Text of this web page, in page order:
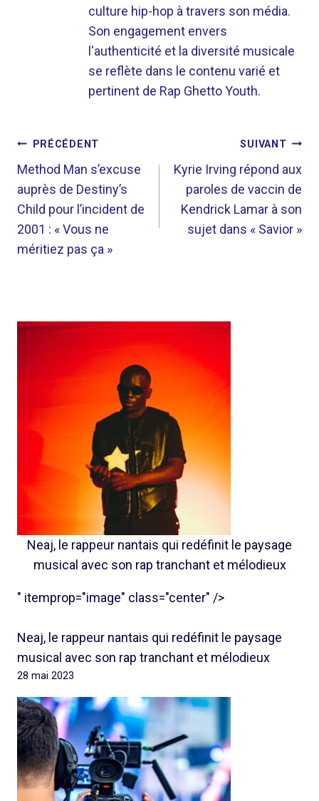
culture hip-hop à travers son média.
Son engagement envers
l'authenticité et la diversité musicale
se reflète dans le contenu varié et
pertinent de Rap Ghetto Youth.
NAVIGATION
DE
L’ARTICLE
PRÉCÉDENT
Method Man s’excuse
auprès de Destiny’s
Child pour l’incident de
2001 : « Vous ne
méritiez pas ça »
SUIVANT
Kyrie Irving répond aux
paroles de vaccin de
Kendrick Lamar à son
sujet dans « Savior »
Neaj, le rappeur nantais qui redéfinit le paysage
musical avec son rap tranchant et mélodieux
" itemprop="image" class="center" />
Neaj, le rappeur nantais qui redéfinit le paysage
musical avec son rap tranchant et mélodieux
28 mai 2023